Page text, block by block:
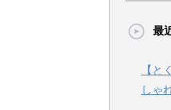
最
【
しゃ